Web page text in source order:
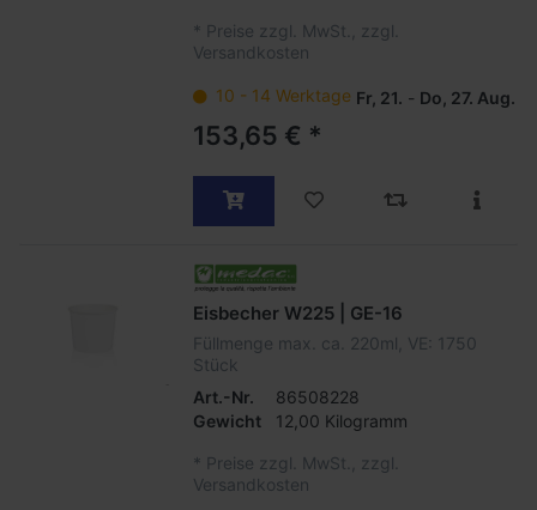
* Preise zzgl. MwSt., zzgl.
Versandkosten
10 - 14 Werktage Fr, 21. - Do, 27. Aug.
153,65 € *
Eisbecher W225 | GE-16
Füllmenge max. ca. 220ml, VE: 1750
Stück
Art.-Nr.
86508228
Gewicht
12,00 Kilogramm
* Preise zzgl. MwSt., zzgl.
Versandkosten